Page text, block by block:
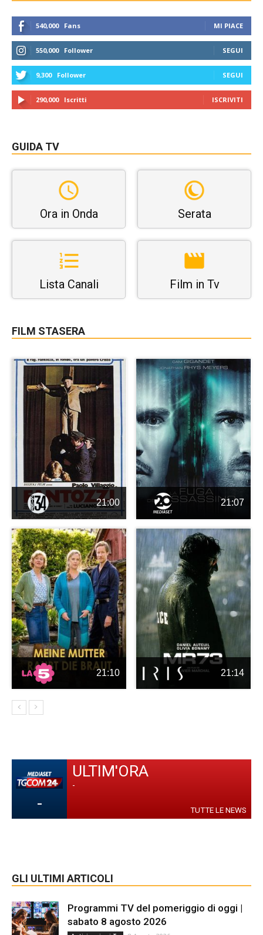
540,000 Fans MI PIACE
550,000 Follower SEGUI
9,300 Follower SEGUI
290,000 Iscritti ISCRIVITI
GUIDA TV
Ora in Onda Serata
Lista Canali Film in Tv
FILM STASERA
21:00 21:07
21:10 21:14
-
ULTIM'ORA
-
TUTTE LE NEWS
GLI ULTIMI ARTICOLI
Programmi TV del pomeriggio di oggi |
sabato 8 agosto 2026